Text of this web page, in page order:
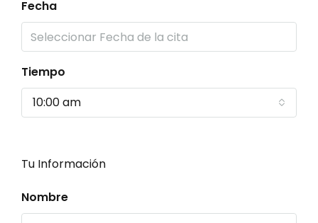
Fecha
Tiempo
10:00 am
Tu Información
Nombre